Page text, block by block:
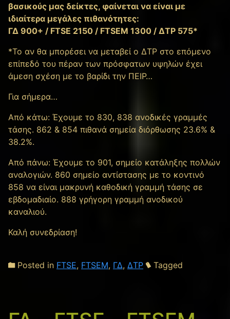
βασικούς μας δείκτες, φαίνεται να είναι με
ιδιαίτερα μεγάλες πιθανότητες:
ΓΔ 900+ / FTSE 2150 / FTSEM 1300 / ΔΤΡ 575*
*Το αν θα μπορέσει να μεταβεί ο ΔΤΡ στο επόμενο
επίπεδό του πέραν των πρόσφατων υψηλών έχει
άμεση σχέση με το βαρίδι την ΠΕΙΡ…
Για σήμερα…
Από κάτω: Έχουμε τo 830, 838 ανοδικές γραμμές
τάσης. 862 & 854 πιθανά σημεία διόρθωσης 23.6% &
38.2%.
Από πάνω: Έχουμε το 901, σημείο κατάληξης πολλών
αναλογιών. 860 σημείο αντίστασης με το κοντινό
858 να είναι μακρυνή καθοδική γραμμή τάσης σε
εβδομαδιαίο. 888 γρήγορη γραμμή ανοδικού
καναλιού.
Καλή συνεδρίαση!
Posted in FTSE, FTSEM, ΓΔ, ΔΤΡ Tagged